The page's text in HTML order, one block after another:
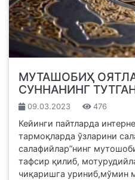
МУТАШОБИҲ
СУННАНИНГ
09.03.2023 476
Кейинги пайтларда
тармоқларда ўзларини
салафийлар”нинг
тафсир қилиб,
чиқаришга уриниб,мўмин